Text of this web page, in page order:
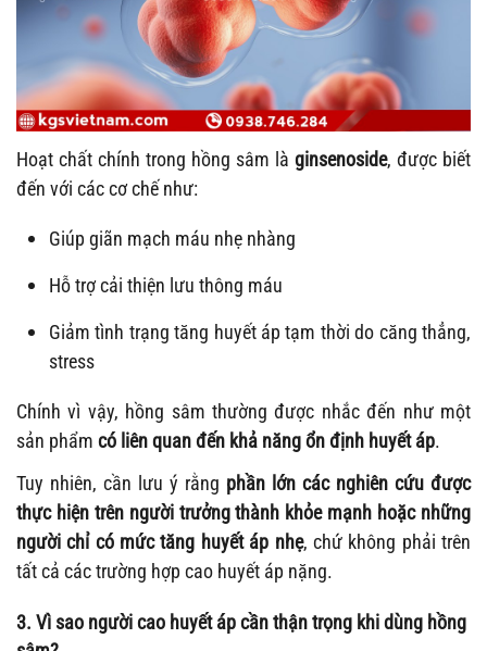
Hoạt chất chính trong hồng sâm là ginsenoside, được biết
đến với các cơ chế như:
Giúp giãn mạch máu nhẹ nhàng
Hỗ trợ cải thiện lưu thông máu
Giảm tình trạng tăng huyết áp tạm thời do căng thẳng,
stress
Chính vì vậy, hồng sâm thường được nhắc đến như một
sản phẩm có liên quan đến khả năng ổn định huyết áp.
Tuy nhiên, cần lưu ý rằng phần lớn các nghiên cứu được
thực hiện trên người trưởng thành khỏe mạnh hoặc những
người chỉ có mức tăng huyết áp nhẹ, chứ không phải trên
tất cả các trường hợp cao huyết áp nặng.
3. Vì sao người cao huyết áp cần thận trọng khi dùng hồng